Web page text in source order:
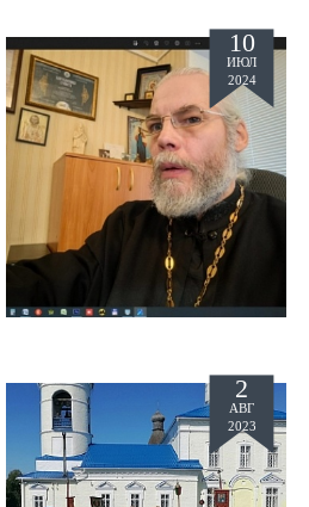
10
ИЮЛ
2024
2
АВГ
2023